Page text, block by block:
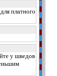
платного
у шведов